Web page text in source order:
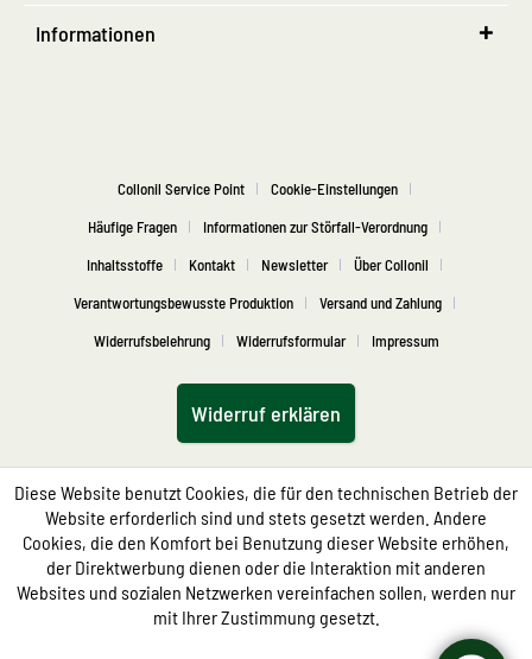
Informationen
Collonil Service Point
Cookie-Einstellungen
Häufige Fragen
Informationen zur Störfall-Verordnung
Inhaltsstoffe
Kontakt Newsletter
Über Collonil
Verantwortungsbewusste Produktion
Versand und Zahlung
Widerrufsbelehrung
Widerrufsformular Impressum
Widerruf erklären
Diese Website benutzt Cookies, die für den technischen Betrieb der
Website erforderlich sind und stets gesetzt werden. Andere
Cookies, die den Komfort bei Benutzung dieser Website erhöhen,
der Direktwerbung dienen oder die Interaktion mit anderen
Websites und sozialen Netzwerken vereinfachen sollen, werden nur
mit Ihrer Zustimmung gesetzt.